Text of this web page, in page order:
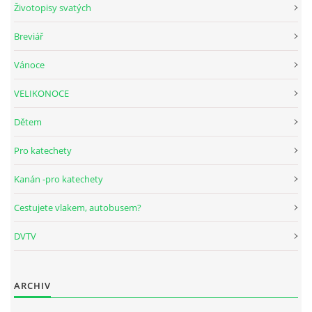
HUDEBNÍ KOUTEK
NÁVŠTĚVNÍ KNIHA
Životopisy svatých
Breviář
Vánoce
VELIKONOCE
Dětem
Pro katechety
Kanán -pro katechety
Cestujete vlakem, autobusem?
DVTV
ARCHIV